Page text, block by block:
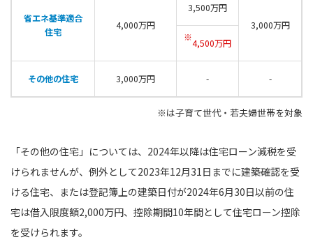
省エネ基準適合
住宅
4,000万円
3,500万円
3,000万円
※4,500万円
その他の住宅 3,000万円 - -
※は子育て世代・若夫婦世帯を対象
「その他の住宅」については、2024年以降は住宅ローン減税を受
けられませんが、例外として2023年12月31日までに建築確認を受
ける住宅、または登記簿上の建築日付が2024年6月30日以前の住
宅は借入限度額2,000万円、控除期間10年間として住宅ローン控除
を受けられます。